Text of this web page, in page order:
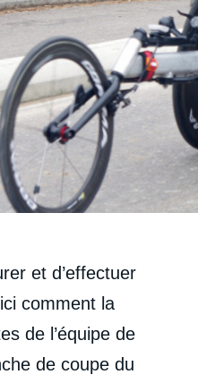
et d’effectuer
comment la
de l’équipe de
de coupe du